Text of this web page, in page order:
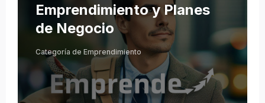
Archivos del resumen del curso
Nombre del curso
Emprendimiento y Planes
de Negocio
Categoría de Emprendimiento